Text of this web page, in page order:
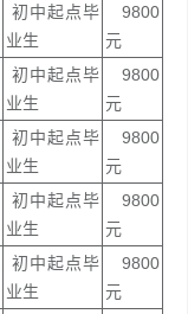
初中起点毕
业生
9800
元
初中起点毕
业生
9800
元
初中起点毕
业生
9800
元
初中起点毕
业生
9800
元
初中起点毕
业生
9800
元